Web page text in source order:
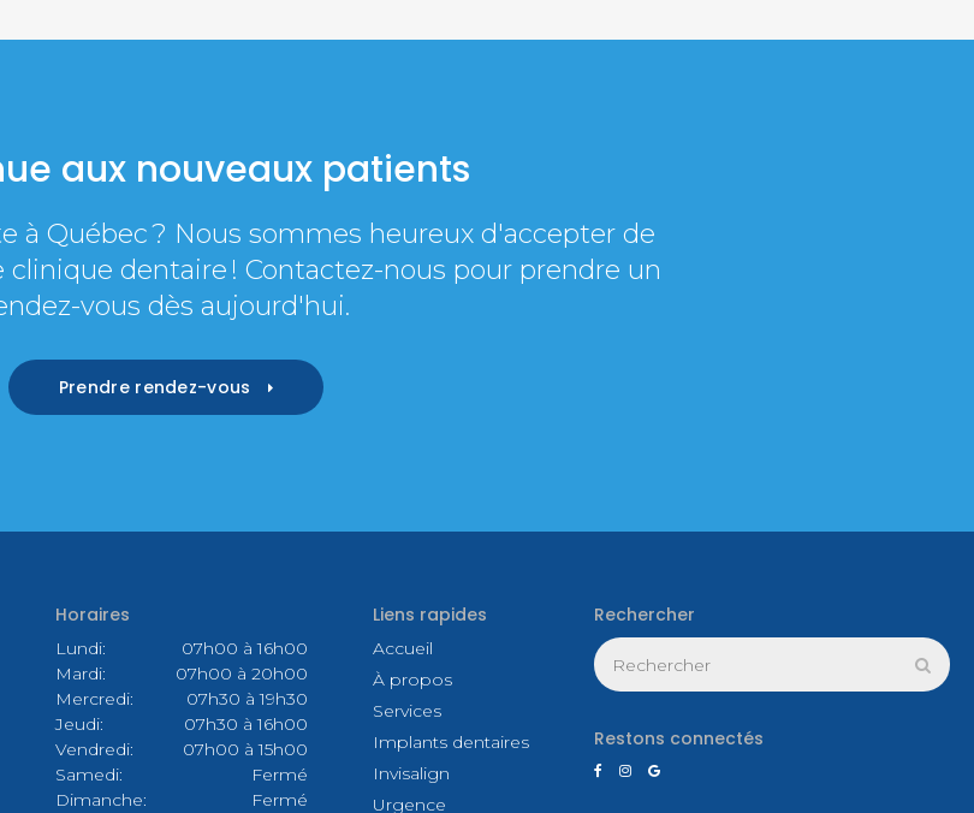
aux nouveaux patients
à Québec ? Nous sommes heureux d'accepter de
dentaire ! Contactez-nous pour prendre un
vous dès aujourd'hui.
Prendre rendez-vous
Horaires
Lundi:
07h00 à 16h00
Mardi:
07h00 à 20h00
Mercredi:
07h30 à 19h30
Jeudi:
07h30 à 16h00
Vendredi:
07h00 à 15h00
Samedi:
Fermé
Dimanche:
Fermé
Liens rapides
Accueil
À propos
Services
Implants dentaires
Invisalign
Urgence
Rechercher
Rechercher
Restons connectés